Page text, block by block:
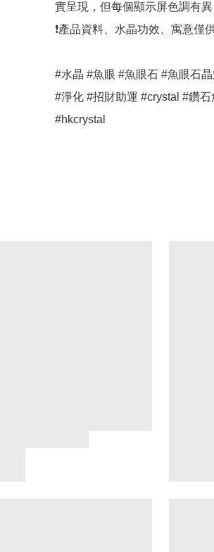
實呈現，但每個顯示屏色調有
❗產品資料、水晶功效、寓意僅
#水晶 #魚眼 #魚眼石 #魚眼石
#淨化 #招財助運 #crystal #鑽
#hkcrystal